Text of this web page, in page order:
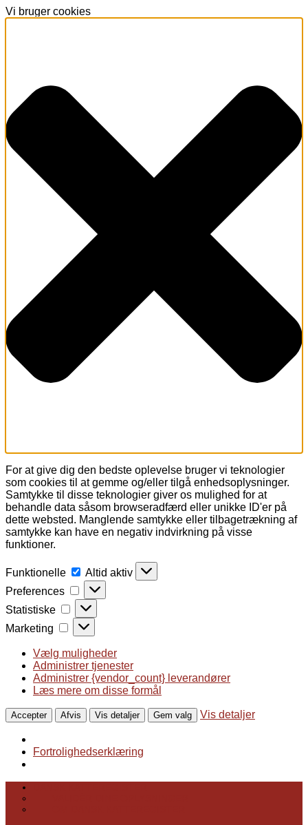
Vi bruger cookies
For at give dig den bedste oplevelse bruger vi teknologier
som cookies til at gemme og/eller tilgå enhedsoplysninger.
Samtykke til disse teknologier giver os mulighed for at
behandle data såsom browseradfærd eller unikke ID'er på
dette websted. Manglende samtykke eller tilbagetrækning af
samtykke kan have en negativ indvirkning på visse
funktioner.
Funktionelle Funktionelle
Altid aktiv
Preferences
Preferences
Statistiske Statistiske
Marketing Marketing
Vælg muligheder
Administrer tjenester
Administrer {vendor_count} leverandører
Læs mere om disse formål
Accepter Afvis Vis detaljer Gem valg Vis detaljer
Fortrolighedserklæring